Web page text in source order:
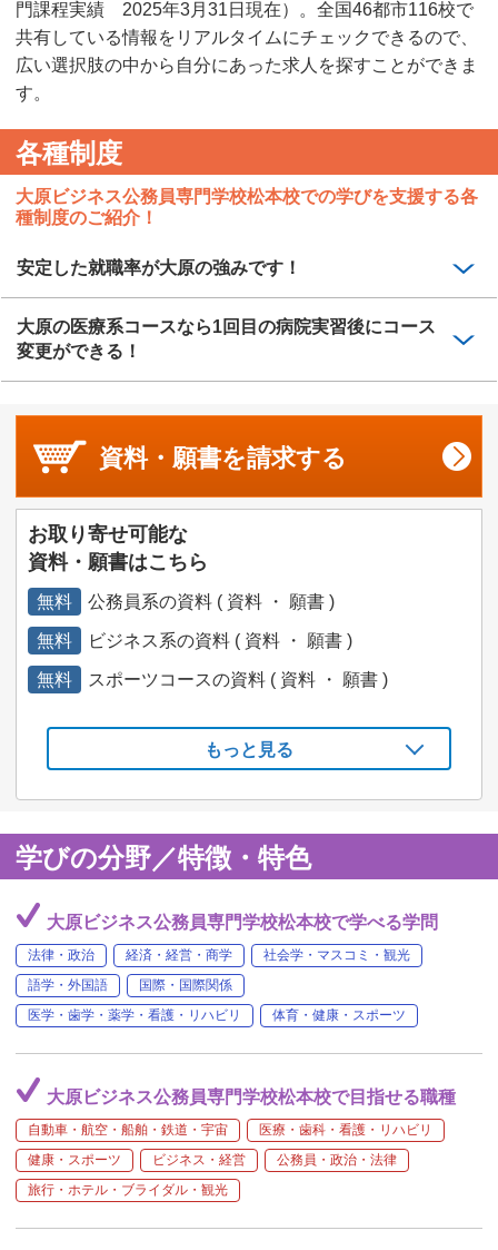
門課程実績 2025年3月31日現在）。全国46都市116校で
共有している情報をリアルタイムにチェックできるので、
広い選択肢の中から自分にあった求人を探すことができま
す。
各種制度
大原ビジネス公務員専門学校松本校での学びを支援する各
種制度のご紹介！
安定した就職率が大原の強みです！
大原の医療系コースなら1回目の病院実習後にコース
変更ができる！
資料・願書を請求する
お取り寄せ可能な
資料・願書はこちら
無料 公務員系の資料 ( 資料 ・ 願書 )
無料 ビジネス系の資料 ( 資料 ・ 願書 )
無料 スポーツコースの資料 ( 資料 ・ 願書 )
もっと見る
学びの分野／特徴・特色
大原ビジネス公務員専門学校松本校で学べる学問
法律・政治 経済・経営・商学
社会学・マスコミ・観光
語学・外国語
国際・国際関係
医学・歯学・薬学・看護・リハビリ
体育・健康・スポーツ
大原ビジネス公務員専門学校松本校で目指せる職種
自動車・航空・船舶・鉄道・宇宙
医療・歯科・看護・リハビリ
健康・スポーツ
ビジネス・経営
公務員・政治・法律
旅行・ホテル・ブライダル・観光